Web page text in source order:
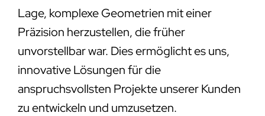
Lage, komplexe Geometrien mit einer
Präzision herzustellen, die früher
unvorstellbar war. Dies ermöglicht es uns,
innovative Lösungen für die
anspruchsvollsten Projekte unserer Kunden
zu entwickeln und umzusetzen.